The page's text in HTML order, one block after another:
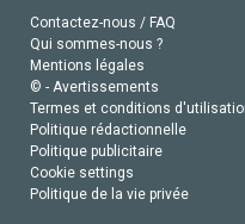
Contactez-nous / FAQ
Qui sommes-nous ?
Mentions légales
© - Avertissements
Termes et conditions
Politique rédactionnelle
Politique publicitaire
Cookie settings
Politique de la vie privée